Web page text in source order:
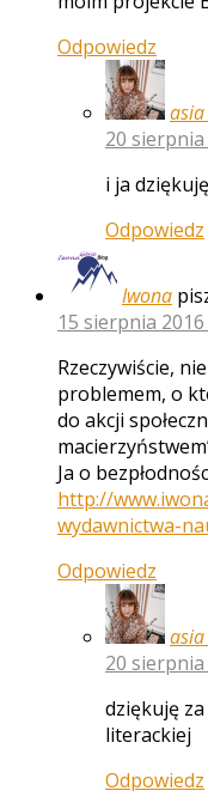
Odpowiedz
20 sierpnia
i ja
Odpowiedz
Iwona
15 sierpnia 2016
Rzeczywiście,
problemem, o
do akcji
Ja o
http://
wydawnictwa-
Odpowiedz
20 sierpnia
dziękuję
literackiej
Odpowiedz